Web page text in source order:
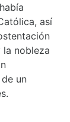
así
nobleza
un